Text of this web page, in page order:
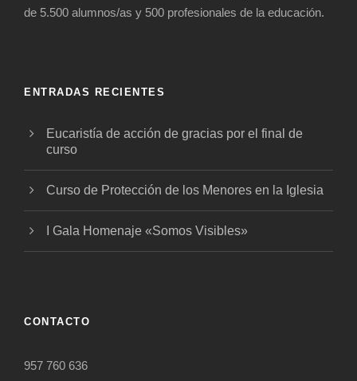
de 5.500 alumnos/as y 500 profesionales de la educación.
ENTRADAS RECIENTES
Eucaristía de acción de gracias por el final de
curso
Curso de Protección de los Menores en la Iglesia
I Gala Homenaje «Somos Visibles»
CONTACTO
957 760 636